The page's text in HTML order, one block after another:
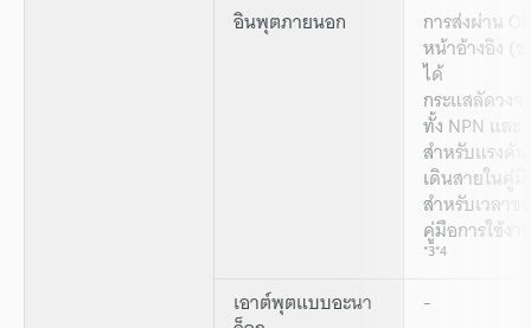
อินพุตภายนอก การส่งผ่าน
หน้าอ้างอิง (
ได้
กระแสลัดวง
ทั้ง NPN และ
สำหรับแรงดั
เดินสายในคู่
สำหรับเวลาข
คู่มือการใช้งา
*3*4
เอาต์พุตแบบอะนา -